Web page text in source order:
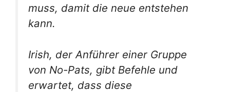
muss, damit die neue entstehen
kann.
Irish, der Anführer einer Gruppe
von No-Pats, gibt Befehle und
erwartet, dass diese